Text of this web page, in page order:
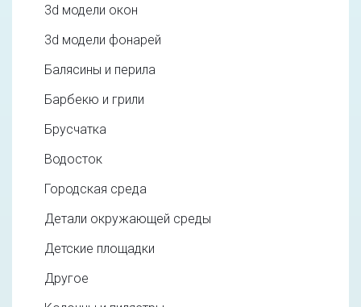
3d модели окон
3d модели фонарей
Балясины и перила
Барбекю и грили
Брусчатка
Водосток
Городская среда
Детали окружающей среды
Детские площадки
Другое